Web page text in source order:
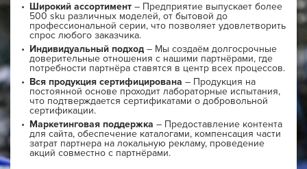
Широкий ассортимент – Предприятие выпускает более
500 sku различных моделей, от бытовой до
профессиональной серии, что позволяет удовлетворить
спрос любого заказчика.
Индивидуальный подход – Мы создаём долгосрочные
доверительные отношения с нашими партнёрами, где
потребности партнёра ставятся в центр всех процессов.
Вся продукция сертифицирована – Продукция на
постоянной основе проходит лабораторные испытания,
что подтверждается сертификатами о добровольной
сертификации.
Маркетинговая поддержка – Предоставление контента
для сайта, обеспечение каталогами, компенсация части
затрат партнера на локальную рекламу, проведение
акций совместно с партнёрами.